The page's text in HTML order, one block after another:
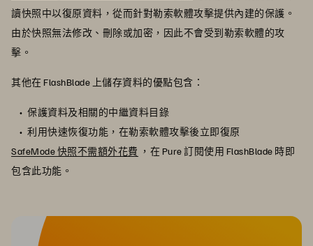
讀快照中以復原資料，從而針對勒索軟體攻擊提供內建的保護。
由於快照無法修改、刪除或加密，因此不會受到勒索軟體的攻
擊。
其他在 FlashBlade 上儲存資料的優點包含：
保護資料及相關的中繼資料目錄
利用快速恢復功能，在勒索軟體攻擊後立即復原
SafeMode 快照不需額外花費 ，在 Pure 訂閱使用 FlashBlade 時即
包含此功能。